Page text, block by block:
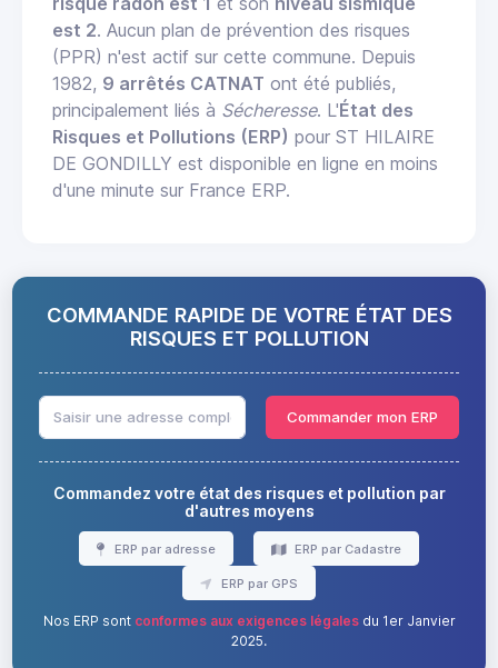
est 2. Aucun plan de prévention des risques
(PPR) n'est actif sur cette commune. Depuis
1982, 9 arrêtés CATNAT ont été publiés,
principalement liés à Sécheresse. L'État des
Risques et Pollutions (ERP) pour ST HILAIRE
DE GONDILLY est disponible en ligne en moins
d'une minute sur France ERP.
COMMANDE RAPIDE DE VOTRE ÉTAT DES
RISQUES ET POLLUTION
Commander mon ERP
Commandez votre état des risques et pollution par
d'autres moyens
ERP par adresse ERP par Cadastre
ERP par GPS
Nos ERP sont conformes aux exigences légalesdu 1er Janvier
2025.